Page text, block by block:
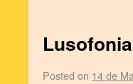
Posted on 14 de